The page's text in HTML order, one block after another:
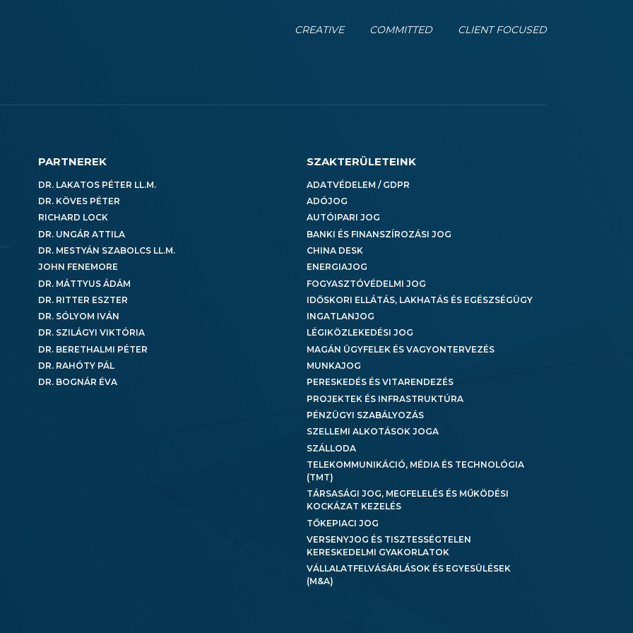
CREATIVE COMMITTED CLIENT FOCUSED
PARTNEREK
DR. LAKATOS PÉTER LL.M.
DR. KÖVES PÉTER
RICHARD LOCK
DR. UNGÁR ATTILA
DR. MESTYÁN SZABOLCS LL.M.
JOHN FENEMORE
DR. MÁTTYUS ÁDÁM
DR. RITTER ESZTER
DR. SÓLYOM IVÁN
DR. SZILÁGYI VIKTÓRIA
DR. BERETHALMI PÉTER
DR. RAHÓTY PÁL
DR. BOGNÁR ÉVA
SZAKTERÜLETEINK
ADATVÉDELEM / GDPR
ADÓJOG
AUTÓIPARI JOG
BANKI ÉS FINANSZÍROZÁSI JOG
CHINA DESK
ENERGIAJOG
FOGYASZTÓVÉDELMI JOG
IDŐSKORI ELLÁTÁS, LAKHATÁS ÉS EGÉSZSÉGÜGY
INGATLANJOG
LÉGIKÖZLEKEDÉSI JOG
MAGÁN ÜGYFELEK ÉS VAGYONTERVEZÉS
MUNKAJOG
PERESKEDÉS ÉS VITARENDEZÉS
PROJEKTEK ÉS INFRASTRUKTÚRA
PÉNZÜGYI SZABÁLYOZÁS
SZELLEMI ALKOTÁSOK JOGA
SZÁLLODA
TELEKOMMUNIKÁCIÓ, MÉDIA ÉS TECHNOLÓGIA
(TMT)
TÁRSASÁGI JOG, MEGFELELÉS ÉS MŰKÖDÉSI
KOCKÁZAT KEZELÉS
TŐKEPIACI JOG
VERSENYJOG ÉS TISZTESSÉGTELEN
KERESKEDELMI GYAKORLATOK
VÁLLALATFELVÁSÁRLÁSOK ÉS EGYESÜLÉSEK
(M&A)